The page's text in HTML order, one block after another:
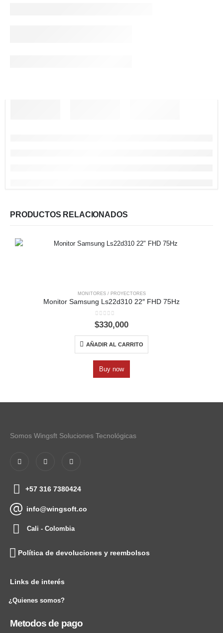
PRODUCTOS RELACIONADOS
MONITORES / PROYECTORES
Monitor Samsung Ls22d310 22″ FHD 75Hz
0out of 5
$330,000
AÑADIR AL CARRITO
Buy now
Somos Wingsft Soluciones Tecnológicas
+57 316 7380424
info@wingsoft.co
Cali - Colombia
Política de devoluciones y reembolsos
Links de interés
¿Quienes somos?
Metodos de pago